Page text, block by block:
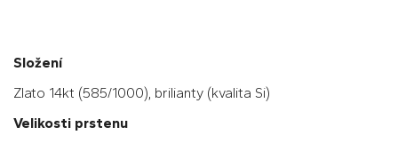
Složení
Zlato 14kt (585/1000), brilianty (kvalita Si)
Velikosti prstenu